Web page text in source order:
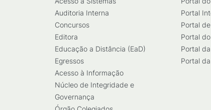
Auditoria Interna
Concursos
Editora
Educação a Distância (EaD)
Egressos
Acesso à Informação
Núcleo de Integridade e
Governança
Portal
Portal
Portal
Portal
Portal